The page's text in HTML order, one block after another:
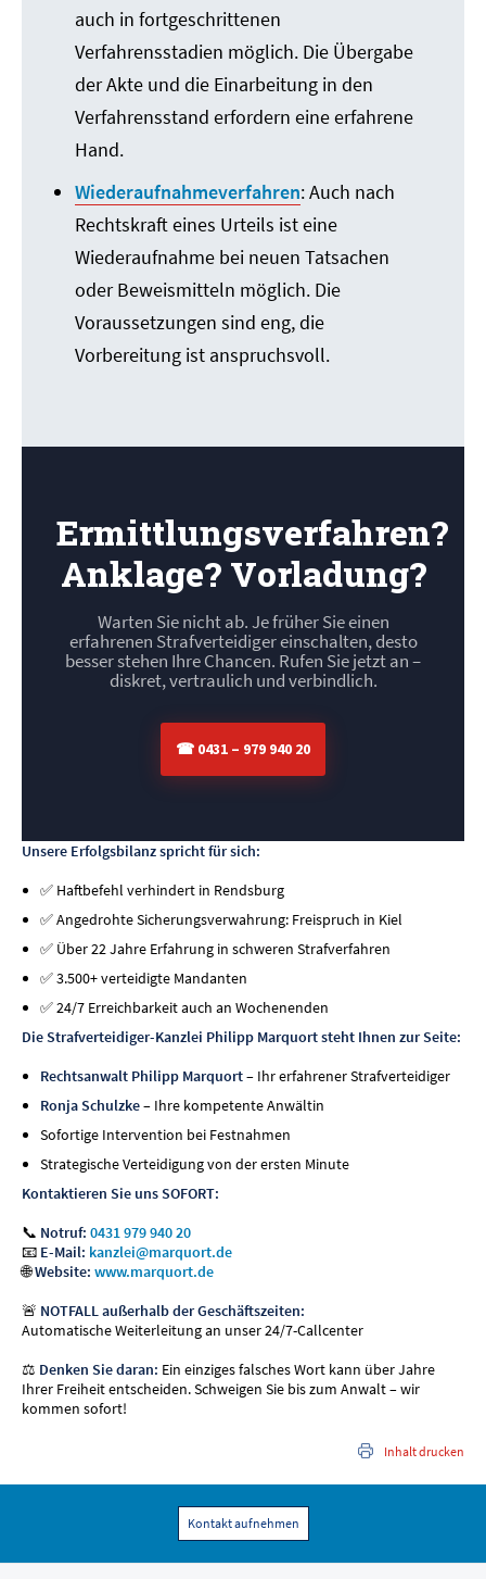
auch in fortgeschrittenen
Verfahrensstadien möglich. Die Übergabe
der Akte und die Einarbeitung in den
Verfahrensstand erfordern eine erfahrene
Hand.
Wiederaufnahmeverfahren: Auch nach
Rechtskraft eines Urteils ist eine
Wiederaufnahme bei neuen Tatsachen
oder Beweismitteln möglich. Die
Voraussetzungen sind eng, die
Vorbereitung ist anspruchsvoll.
Ermittlungsverfahren?
Anklage? Vorladung?
Warten Sie nicht ab. Je früher Sie einen
erfahrenen Strafverteidiger einschalten, desto
besser stehen Ihre Chancen. Rufen Sie jetzt an –
diskret, vertraulich und verbindlich.
☎ 0431 – 979 940 20
Unsere Erfolgsbilanz spricht für sich:
✅ Haftbefehl verhindert in Rendsburg
✅ Angedrohte Sicherungsverwahrung: Freispruch in Kiel
✅ Über 22 Jahre Erfahrung in schweren Strafverfahren
✅ 3.500+ verteidigte Mandanten
✅ 24/7 Erreichbarkeit auch an Wochenenden
Die Strafverteidiger-Kanzlei Philipp Marquort steht Ihnen zur Seite:
Rechtsanwalt Philipp Marquort– Ihr erfahrener Strafverteidiger
Ronja Schulzke– Ihre kompetente Anwältin
Sofortige Intervention bei Festnahmen
Strategische Verteidigung von der ersten Minute
Kontaktieren Sie uns SOFORT:
📞 Notruf: 0431 979 940 20
📧 E-Mail: kanzlei@marquort.de
🌐Website: www.marquort.de
🚨 NOTFALL außerhalb der Geschäftszeiten:
Automatische Weiterleitung an unser 24/7-Callcenter
⚖️ Denken Sie daran: Ein einziges falsches Wort kann über Jahre
Ihrer Freiheit entscheiden. Schweigen Sie bis zum Anwalt – wir
kommen sofort!
Inhalt drucken
Kontakt aufnehmen